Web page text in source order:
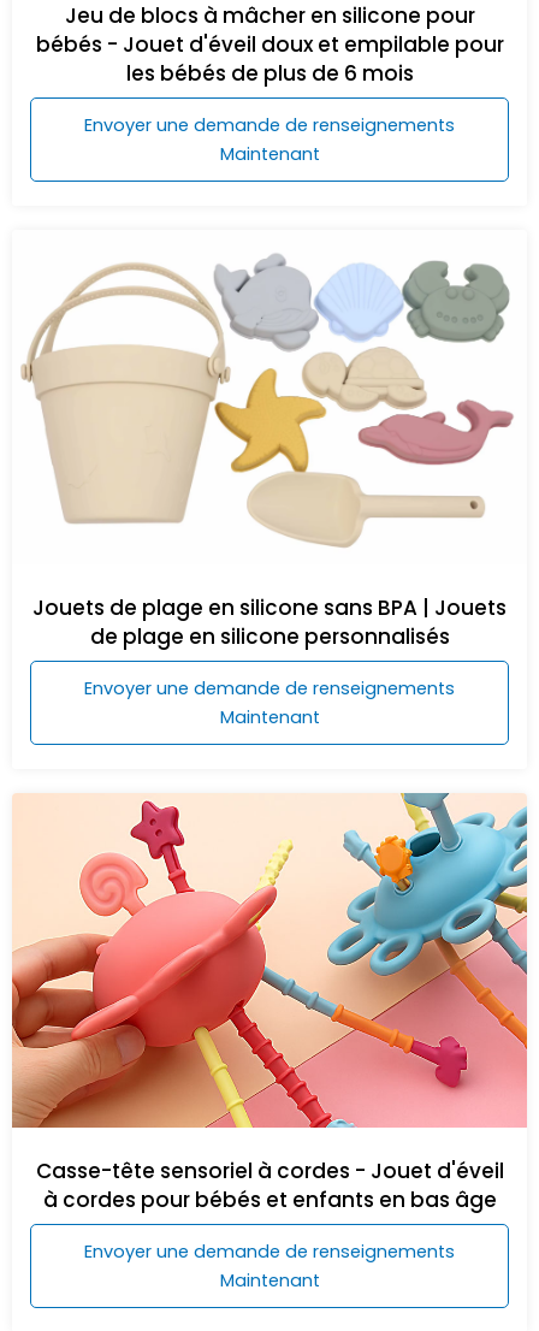
Jeu de blocs à mâcher en silicone pour
bébés - Jouet d'éveil doux et empilable pour
les bébés de plus de 6 mois
Envoyer une demande de renseignements
Maintenant
Jouets de plage en silicone sans BPA | Jouets
de plage en silicone personnalisés
Envoyer une demande de renseignements
Maintenant
Casse-tête sensoriel à cordes - Jouet d'éveil
à cordes pour bébés et enfants en bas âge
Envoyer une demande de renseignements
Maintenant